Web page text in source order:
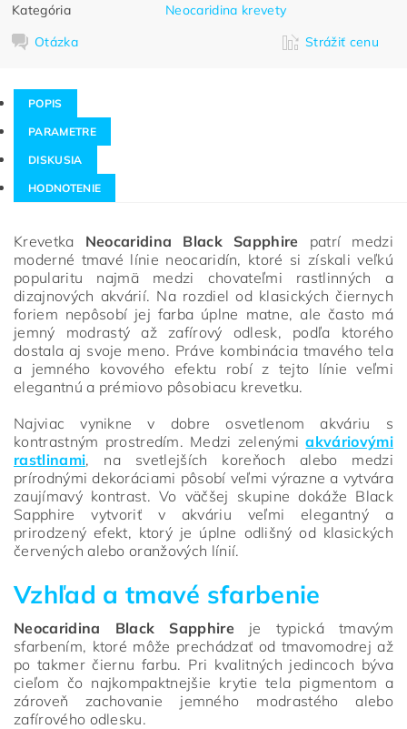
Kategória
Neocaridina krevety
Otázka
Strážiť cenu
POPIS
PARAMETRE
DISKUSIA
HODNOTENIE
Krevetka Neocaridina Black Sapphire patrí medzi
moderné tmavé línie neocaridín, ktoré si získali veľkú
popularitu najmä medzi chovateľmi rastlinných a
dizajnových akvárií. Na rozdiel od klasických čiernych
foriem nepôsobí jej farba úplne matne, ale často má
jemný modrastý až zafírový odlesk, podľa ktorého
dostala aj svoje meno. Práve kombinácia tmavého tela
a jemného kovového efektu robí z tejto línie veľmi
elegantnú a prémiovo pôsobiacu krevetku.
Najviac vynikne v dobre osvetlenom akváriu s
kontrastným prostredím. Medzi zelenýmiakváriovými
rastlinami, na svetlejších koreňoch alebo medzi
prírodnými dekoráciami pôsobí veľmi výrazne a vytvára
zaujímavý kontrast. Vo väčšej skupine dokáže Black
Sapphire vytvoriť v akváriu veľmi elegantný a
prirodzený efekt, ktorý je úplne odlišný od klasických
červených alebo oranžových línií.
Vzhľad a tmavé sfarbenie
Neocaridina Black Sapphireje typická tmavým
sfarbením, ktoré môže prechádzať od tmavomodrej až
po takmer čiernu farbu. Pri kvalitných jedincoch býva
cieľom čo najkompaktnejšie krytie tela pigmentom a
zároveň zachovanie jemného modrastého alebo
zafírového odlesku.